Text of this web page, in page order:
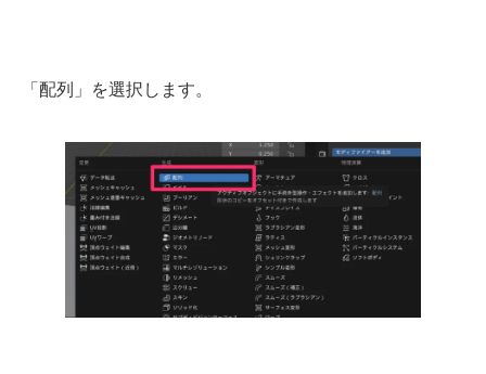
「配列」を選択します。